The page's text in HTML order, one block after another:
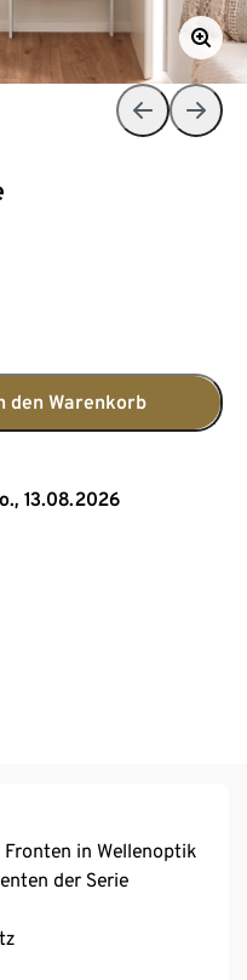
den Warenkorb
13.08.2026
in Wellenoptik
der Serie